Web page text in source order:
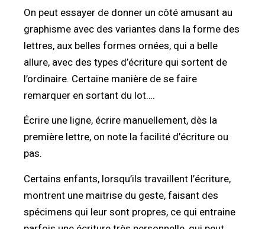
On peut essayer de donner un côté amusant au
graphisme avec des variantes dans la forme des
lettres, aux belles formes ornées, qui a belle
allure, avec des types d’écriture qui sortent de
l’ordinaire. Certaine manière de se faire
remarquer en sortant du lot….
Écrire une ligne, écrire manuellement, dès la
première lettre, on note la facilité d’écriture ou
pas.
Certains enfants, lorsqu’ils travaillent l’écriture,
montrent une maitrise du geste, faisant des
spécimens qui leur sont propres, ce qui entraine